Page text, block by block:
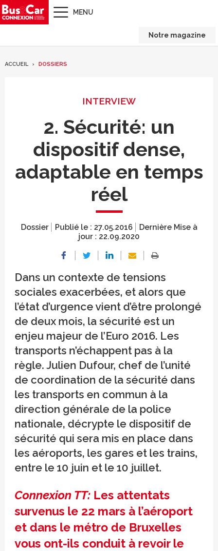
MENU
Notre magazine
ACCUEIL DOSSIERS
INTERVIEW
2. Sécurité: un
dispositif dense,
adaptable en temps
réel
Dossier Publié le : 27.05.2016
Dernière Mise à
jour : 22.09.2020
Dans un contexte de tensions
sociales exacerbées, et alors que
l’état d’urgence vient d’être prolongé
de deux mois, la sécurité est un
enjeu majeur de l’Euro 2016. Les
transports n’échappent pas à la
règle. Julien Dufour, chef de l’unité
de coordination de la sécurité dans
les transports en commun à la
direction générale de la police
nationale, décrypte le dispositif de
sécurité qui sera mis en place dans
les aéroports, les gares et les trains,
entre le 10 juin et le 10 juillet.
Connexion TT: Les attentats
survenus le 22 mars à l’aéroport
et dans le métro de Bruxelles
vous ont-ils conduit à revoir le